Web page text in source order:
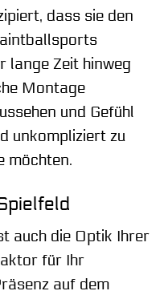
dass sie den
lange Zeit hinweg
Montage
und Gefühl
unkompliziert zu
möchten.
auch die Optik Ihrer
für Ihr
auf dem